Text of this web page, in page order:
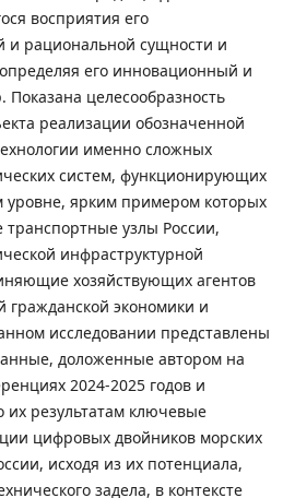
восприятия его
и рациональной сущности и
его инновационный и
Показана целесообразность
реализации обозначенной
именно сложных
систем, функционирующих
уровне, ярким примером которых
транспортные узлы России,
инфраструктурной
хозяйствующих агентов
экономики и
исследовании представлены
доложенные автором на
2024-2025 годов и
их результатам ключевые
цифровых двойников морских
исходя из их потенциала,
задела, в контексте